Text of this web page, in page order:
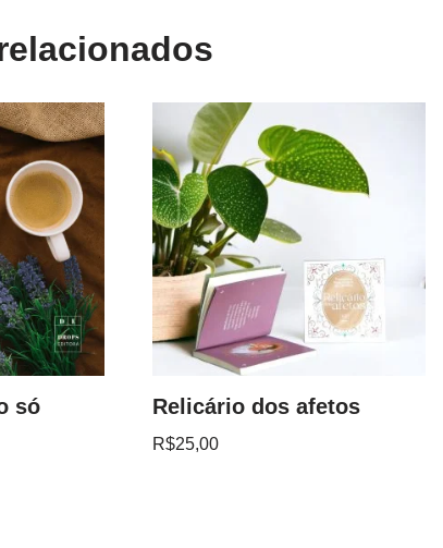
só Relicário dos afetos
R$25,00